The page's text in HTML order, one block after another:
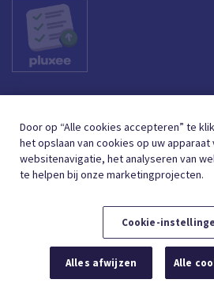
DUTCH (BELGIUM)
FRANÇAIS (BELGIQUE)
GEBRUIKSVOORWAARDEN
COOKIE-INSTELLINGEN
Door op “Alle cookies accepteren” te
het opslaan van cookies op uw
websitenavigatie, het analyseren van
te helpen bij onze marketingprojecten.
Cookie-
Alles afwijzen Alle